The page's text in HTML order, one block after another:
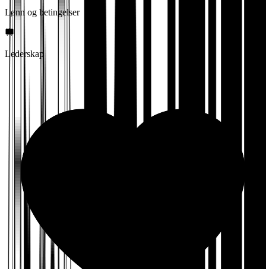
Lønn og betingelser
Lederskap